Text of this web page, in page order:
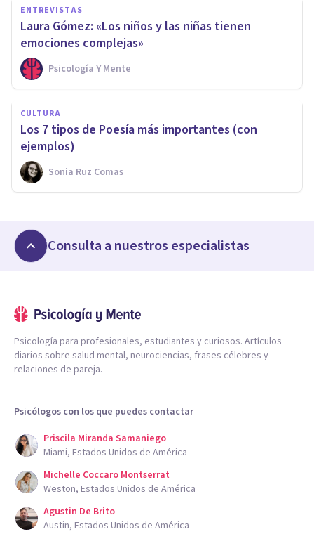
ENTREVISTAS
Laura Gómez: «Los niños y las niñas tienen
emociones complejas»
Psicología Y Mente
CULTURA
Los 7 tipos de Poesía más importantes (con
ejemplos)
Sonia Ruz Comas
Consulta a nuestros especialistas
Psicología para profesionales, estudiantes y curiosos. Artículos
diarios sobre salud mental, neurociencias, frases célebres y
relaciones de pareja.
Psicólogos con los que puedes contactar
Priscila Miranda Samaniego
Miami, Estados Unidos de América
Michelle Coccaro Montserrat
Weston, Estados Unidos de América
Agustin De Brito
Austin, Estados Unidos de América